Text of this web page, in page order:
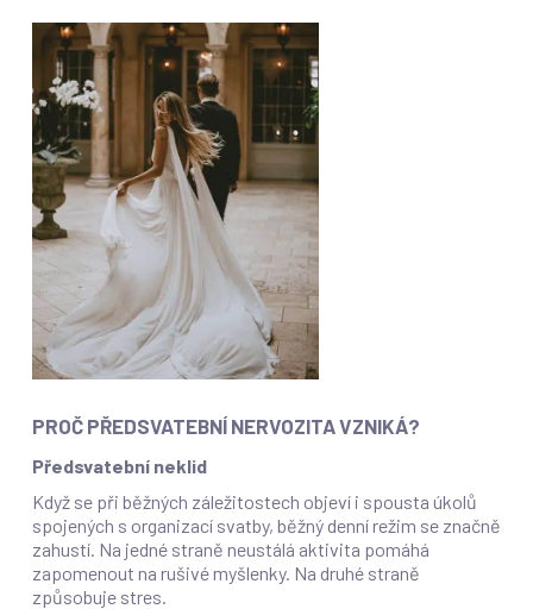
PROČ PŘEDSVATEBNÍ NERVOZITA VZNIKÁ?
Předsvatební neklid
Když se při běžných záležitostech objeví i spousta úkolů
spojených s organizací svatby, běžný denní režim se značně
zahustí. Na jedné straně neustálá aktivita pomáhá
zapomenout na rušivé myšlenky. Na druhé straně
způsobuje stres.